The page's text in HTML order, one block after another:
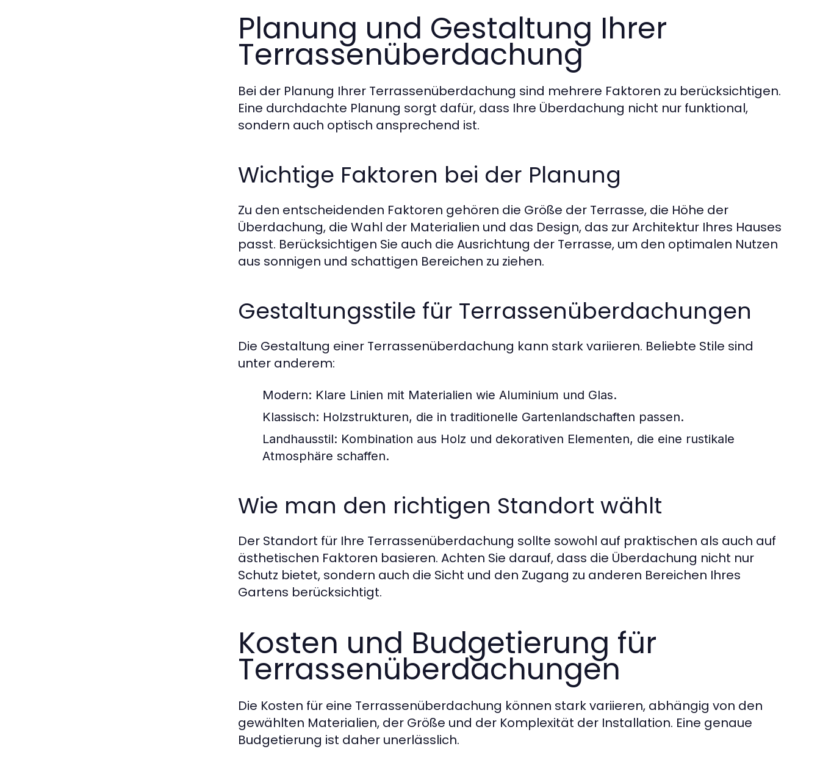
Planung und Gestaltung Ihrer
Terrassenüberdachung
Bei der Planung Ihrer Terrassenüberdachung sind mehrere Faktoren zu berücksichtigen.
Eine durchdachte Planung sorgt dafür, dass Ihre Überdachung nicht nur funktional,
sondern auch optisch ansprechend ist.
Wichtige Faktoren bei der Planung
Zu den entscheidenden Faktoren gehören die Größe der Terrasse, die Höhe der
Überdachung, die Wahl der Materialien und das Design, das zur Architektur Ihres Hauses
passt. Berücksichtigen Sie auch die Ausrichtung der Terrasse, um den optimalen Nutzen
aus sonnigen und schattigen Bereichen zu ziehen.
Gestaltungsstile für Terrassenüberdachungen
Die Gestaltung einer Terrassenüberdachung kann stark variieren. Beliebte Stile sind
unter anderem:
Modern: Klare Linien mit Materialien wie Aluminium und Glas.
Klassisch: Holzstrukturen, die in traditionelle Gartenlandschaften passen.
Landhausstil: Kombination aus Holz und dekorativen Elementen, die eine rustikale
Atmosphäre schaffen.
Wie man den richtigen Standort wählt
Der Standort für Ihre Terrassenüberdachung sollte sowohl auf praktischen als auch auf
ästhetischen Faktoren basieren. Achten Sie darauf, dass die Überdachung nicht nur
Schutz bietet, sondern auch die Sicht und den Zugang zu anderen Bereichen Ihres
Gartens berücksichtigt.
Kosten und Budgetierung für
Terrassenüberdachungen
Die Kosten für eine Terrassenüberdachung können stark variieren, abhängig von den
gewählten Materialien, der Größe und der Komplexität der Installation. Eine genaue
Budgetierung ist daher unerlässlich.